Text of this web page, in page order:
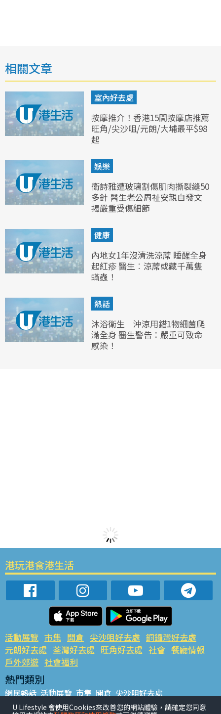
相關文章
室內好去處
按摩推介！香港15間按摩店推薦
旺角/尖沙咀/元朗/大埔最平$98
起
娛樂
衛詩雅遭玻璃割傷肌肉撕裂縫50
多針 醫生老公周祉安親自發文
揭嚴重受傷細節
健康
內地女1年沒清洗涼蓆 睡醒全身
起紅疹 醫生︰涼蓆或藏千萬隻
蟎蟲！
熱話
沐浴衛生︱沖涼用錯1物細菌爬
滿全身 醫生警告：嚴重可致命
感染！
港玩港食港生活
活動展覽 市集 開倉 尖沙咀好去處 銅鑼灣好去處
元朗好去處 荃灣好去處 旺角好去處 社會 餐廳情報
戶外郊遊 社會福利
熱門類別
網民熱話 活動展覽 市集 開倉 尖沙咀好去處
銅鑼灣好去處 元朗好去處 荃灣好去處 旺角好去處 社會
U Lifestyle 會使用Cookies來改善您的網站體驗，請確定您同意